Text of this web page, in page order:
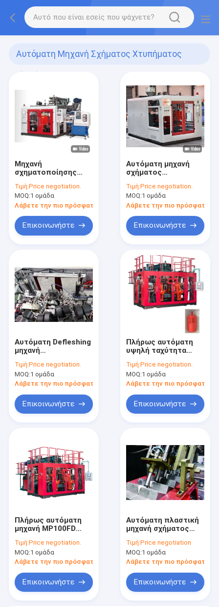
Αυτόματη Μηχανή Σχήματος Χτυπήματος
Μηχανή
σχηματοποίησης
σταθμών IML
Τιμή:Price negotiation.
MOQ:1 ομάδα
Λάβετε την πιο πρόσφατη τιμή
Επικοινωνήστε
Αυτόματη μηχανή
σχήματος
μπουκαλιών FMCG
Τιμή:Price negotiation.
MOQ:1 ομάδα
Λάβετε την πιο πρόσφατη
Επικοινωνήστε
Αυτόματη Defleshing
μηχανή
χτυπήματος
μπουκαλιών
συστημάτων
Τιμή:Price negotiation.
MOQ:1 ομάδα
Λάβετε την πιο πρόσφατη τιμή
Επικοινωνήστε
Πλήρως αυτόματη
υψηλή ταχύτητα
μηχανών σχήματος
χτυπήματος
MP100FD τρία
Τιμή:Price negotiation.
MOQ:1 ομάδα
Λάβετε την πιο πρόσφατη
Επικοινωνήστε
Πλήρως αυτόματη
μηχανή MP100FD
χτυπήματος
εξώθησης για τα
αυτοκινητικά μέρη
Τιμή:Price negotiation.
MOQ:1 ομάδα
Λάβετε την πιο πρόσφατη τιμή
Επικοινωνήστε
Αυτόματη πλαστική
μηχανή σχήματος
Defleshing IML με το
πλάγιο φύσηγμα
Τιμή:Price negotiation
MOQ:1 ομάδα
Λάβετε την πιο πρόσφατη
Επικοινωνήστε